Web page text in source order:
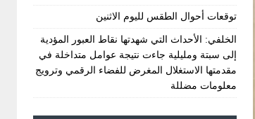
توقعات أحوال الطقس لليوم الاثنين
الخلفي: الأحداث التي شهدتها نقاط العبور المؤدية
إلى سبتة ومليلية جاءت نتيجة عوامل متداخلة في
مقدمتها الاستغلال المغرض للفضاء الرقمي وترويج
معلومات مضللة